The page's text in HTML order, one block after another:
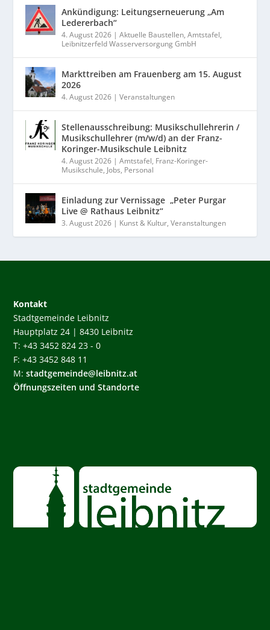
Ankündigung: Leitungserneuerung „Am
Ledererbach“
4. August 2026 |Aktuelle Baustellen,Amtstafel,
Leibnitzerfeld Wasserversorgung GmbH
Markttreiben am Frauenberg am 15. August
2026
4. August 2026 |Veranstaltungen
Stellenausschreibung: Musikschullehrerin /
Musikschullehrer (m/w/d) an der Franz-
Koringer-Musikschule Leibnitz
4. August 2026 |Amtstafel, Franz-Koringer-
Musikschule, Jobs, Personal
Einladung zur Vernissage „Peter Purgar
Live @ Rathaus Leibnitz“
3. August 2026 | Kunst & Kultur,Veranstaltungen
Kontakt
Stadtgemeinde Leibnitz
Hauptplatz 24 | 8430 Leibnitz
T: +43 3452 824 23 - 0
F: +43 3452 848 11
M:stadtgemeinde@leibnitz.at
Öffnungszeiten und Standorte